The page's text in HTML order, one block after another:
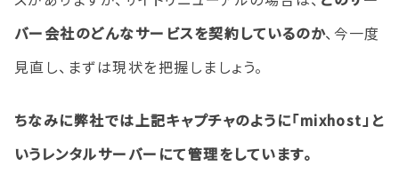
バー会社のどんなサービスを契約しているのか、今一度
見直し、まずは現状を把握しましょう。
ちなみに弊社では上記キャプチャのように「mixhost」と
いうレンタルサーバーにて管理をしています。